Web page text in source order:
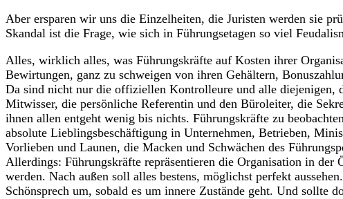
Aber ersparen wir uns die Einzelheiten, die Juristen werden sie
Skandal ist die Frage, wie sich in Führungsetagen so viel
Alles, wirklich alles, was Führungskräfte auf Kosten ihrer
Bewirtungen, ganz zu schweigen von ihren Gehältern,
Da sind nicht nur die offiziellen Kontrolleure und alle diejenigen,
Mitwisser, die persönliche Referentin und den Büroleiter, die
ihnen allen entgeht wenig bis nichts. Führungskräfte zu
absolute Lieblingsbeschäftigung in Unternehmen, Betrieben,
Vorlieben und Launen, die Macken und Schwächen des
Allerdings: Führungskräfte repräsentieren die Organisation in
werden. Nach außen soll alles bestens, möglichst perfekt
Schönsprech um, sobald es um innere Zustände geht. Und sollte